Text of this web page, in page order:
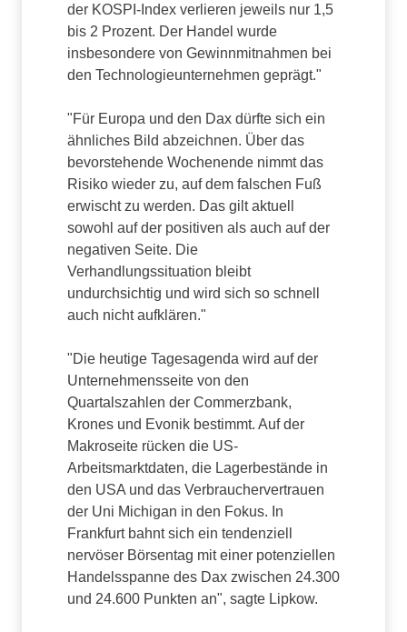
der KOSPI-Index verlieren jeweils nur 1,5
bis 2 Prozent. Der Handel wurde
insbesondere von Gewinnmitnahmen bei
den Technologieunternehmen geprägt."
"Für Europa und den Dax dürfte sich ein
ähnliches Bild abzeichnen. Über das
bevorstehende Wochenende nimmt das
Risiko wieder zu, auf dem falschen Fuß
erwischt zu werden. Das gilt aktuell
sowohl auf der positiven als auch auf der
negativen Seite. Die
Verhandlungssituation bleibt
undurchsichtig und wird sich so schnell
auch nicht aufklären."
"Die heutige Tagesagenda wird auf der
Unternehmensseite von den
Quartalszahlen der Commerzbank,
Krones und Evonik bestimmt. Auf der
Makroseite rücken die US-
Arbeitsmarktdaten, die Lagerbestände in
den USA und das Verbrauchervertrauen
der Uni Michigan in den Fokus. In
Frankfurt bahnt sich ein tendenziell
nervöser Börsentag mit einer potenziellen
Handelsspanne des Dax zwischen 24.300
und 24.600 Punkten an", sagte Lipkow.